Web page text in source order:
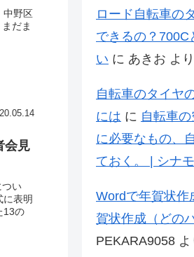
中野区
だま
会見
つい
に表明
13の
ロード自転車の
できるの？700C
い に あきお より
自転車のタイヤ
には に 自転車
に必要なもの、
ておく。 | シナ
Wordで年賀状
賀状作成（どの
PEKARA9058 よ